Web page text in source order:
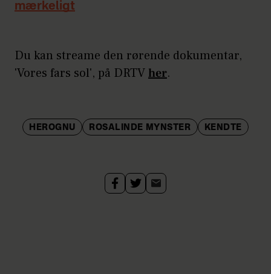
mærkeligt
Du kan streame den rørende dokumentar,
'Vores fars sol', på DRTVher.
HEROGNU ROSALINDE MYNSTER KENDTE